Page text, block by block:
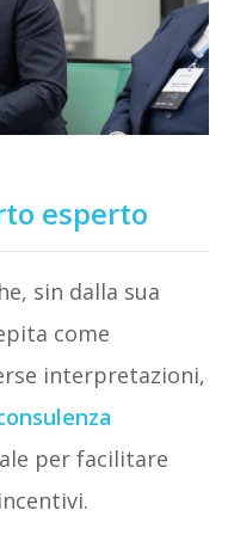
esperto
sin dalla sua
come
interpretazioni,
per facilitare